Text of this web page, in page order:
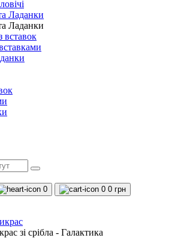
Ладанки
Ладанки
вставок
0 0 0 грн
зі срібла - Галактика